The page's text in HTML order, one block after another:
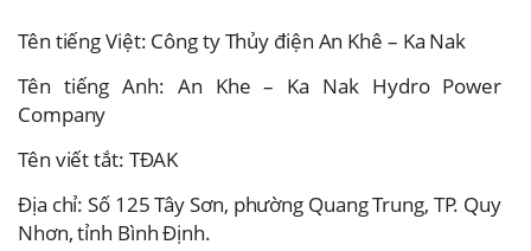
Tên tiếng Việt: Công ty Thủy điện An Khê – Ka Nak
Tên tiếng Anh: An Khe – Ka Nak Hydro Power
Company
Tên viết tắt: TĐAK
Địa chỉ: Số 125 Tây Sơn, phường Quang Trung, TP. Quy
Nhơn, tỉnh Bình Định.